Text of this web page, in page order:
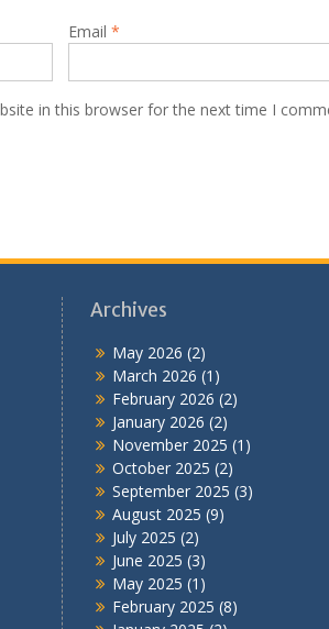
Email*
in this browser for the next time I
Archives
May 2026 (2)
March 2026 (1)
February 2026 (2)
January 2026 (2)
November 2025 (1)
October 2025 (2)
September 2025 (3)
August 2025 (9)
July 2025 (2)
June 2025 (3)
May 2025 (1)
February 2025 (8)